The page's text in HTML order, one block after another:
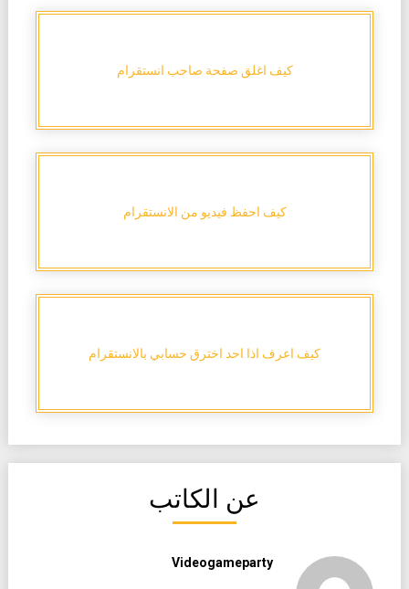
كيف اغلق صفحة صاحب انستقرام
كيف احفظ فيديو من الانستقرام
كيف اعرف اذا احد اخترق حسابي بالانستقرام
عن الكاتب
Videogameparty